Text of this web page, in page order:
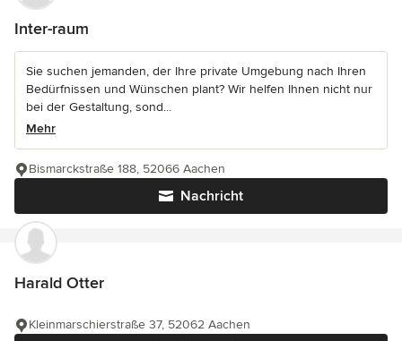
Inter-raum
Sie suchen jemanden, der Ihre private Umgebung nach Ihren
Bedürfnissen und Wünschen plant? Wir helfen Ihnen nicht nur
bei der Gestaltung, sond...
Mehr
Nachricht
Bismarckstraße 188, 52066 Aachen
Harald Otter
Kleinmarschierstraße 37, 52062 Aachen